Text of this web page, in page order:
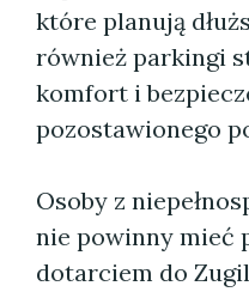
które planują
również parkingi
komfort i
pozostawionego
Osoby z
nie powinny mieć
dotarciem do